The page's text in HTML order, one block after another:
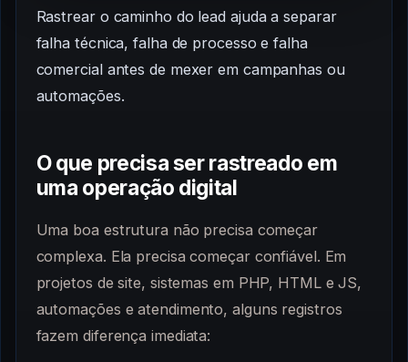
Rastrear o caminho do lead ajuda a separar
falha técnica, falha de processo e falha
comercial antes de mexer em campanhas ou
automações.
O que precisa ser rastreado em
uma operação digital
Uma boa estrutura não precisa começar
complexa. Ela precisa começar confiável. Em
projetos de site, sistemas em PHP, HTML e JS,
automações e atendimento, alguns registros
fazem diferença imediata: